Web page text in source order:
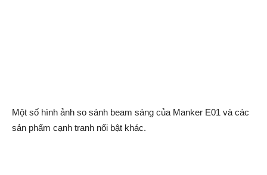
Một số hình ảnh so sánh beam sáng của Manker E01 và các
sản phẩm cạnh tranh nổi bật khác.